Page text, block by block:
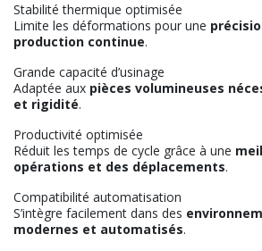
Stabilité thermique optimisée
Limite les déformations pour une
production continue.
Grande capacité d’usinage
Adaptée aux pièces volumineuses
et rigidité.
Productivité optimisée
Réduit les temps de cycle grâce à une
opérations et des déplacements.
Compatibilité automatisation
S’intègre facilement dans des
modernes et automatisés.